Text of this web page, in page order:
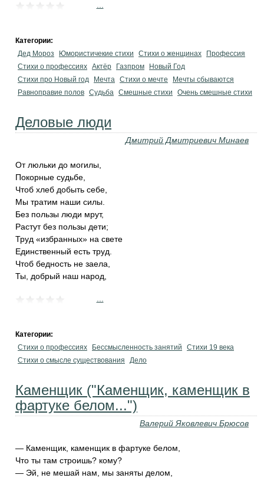
Категории:
Дед Мороз
Юмористичекие стихи Стихи о женщинах
Профессия
Стихи о профессиях Актёр Газпром
Новый Год
Стихи про Новый год
Мечта Стихи о мечте
Мечты сбываются
Равноправие полов Судьба Смешные стихи Очень смешные стихи
Деловые люди
Дмитрий Дмитриевич Минаев
От люльки до могилы,
Покорные судьбе,
Чтоб хлеб добыть себе,
Мы тратим наши силы.
Без пользы люди мрут,
Растут без пользы дети;
Труд «избранных» на свете
Единственный есть труд.
Чтоб бедность не заела,
Ты, добрый наш народ,
Категории:
Стихи о профессиях
Бессмысленность занятий
Стихи 19 века
Стихи о смысле существования
Дело
Каменщик ("Каменщик, каменщик в
фартуке белом...")
Валерий Яковлевич Брюсов
— Каменщик, каменщик в фартуке белом,
Что ты там строишь? кому?
— Эй, не мешай нам, мы заняты делом,